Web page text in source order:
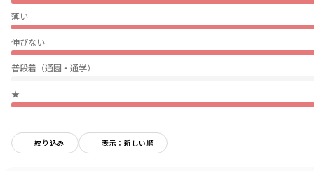
薄い
伸びない
普段着（通園・通学）
★
絞り込み 表示：新しい順